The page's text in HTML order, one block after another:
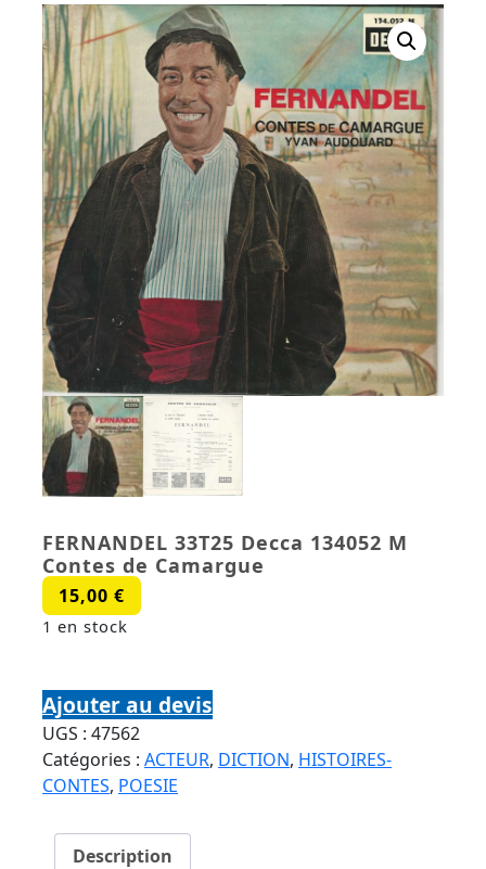
FERNANDEL 33T25 Decca 134052 M
Contes de Camargue
15,00 €
1 en stock
Contes de Camargue
Ajouter au devis
UGS : 47562
Catégories : ACTEUR, DICTION, HISTOIRES-
CONTES, POESIE
Description